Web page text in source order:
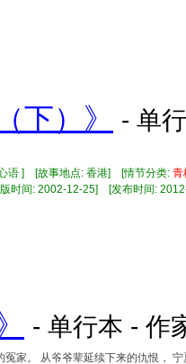
下）》 - 单
语 ] [故事地点: 香港] [情节分类: 青
时间: 2002-12-25] [发布时间:
- 单行本 - 作
冤家。 从爷爷辈延续下来的仇恨，